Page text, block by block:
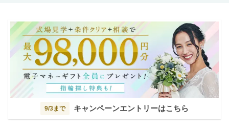
9/3まで キャンペーンエントリーはこちら